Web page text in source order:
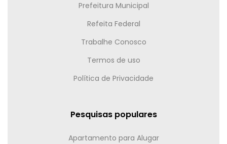
Prefeitura Municipal
Refeita Federal
Trabalhe Conosco
Termos de uso
Política de Privacidade
Pesquisas populares
Apartamento para Alugar